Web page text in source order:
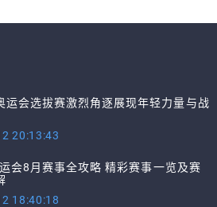
运会选拔赛激烈角逐展现年轻力量与战
20:13:43
会8月赛事全攻略 精彩赛事一览及赛
18:40:18